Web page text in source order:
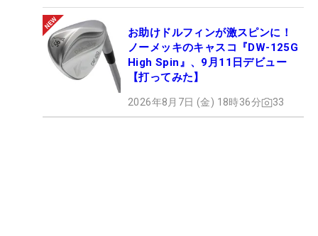
お助けドルフィンが激スピンに！
ノーメッキのキャスコ『DW-125G
High Spin』、9月11日デビュー
【打ってみた】
2026年8月7日 (金) 18時36分 33